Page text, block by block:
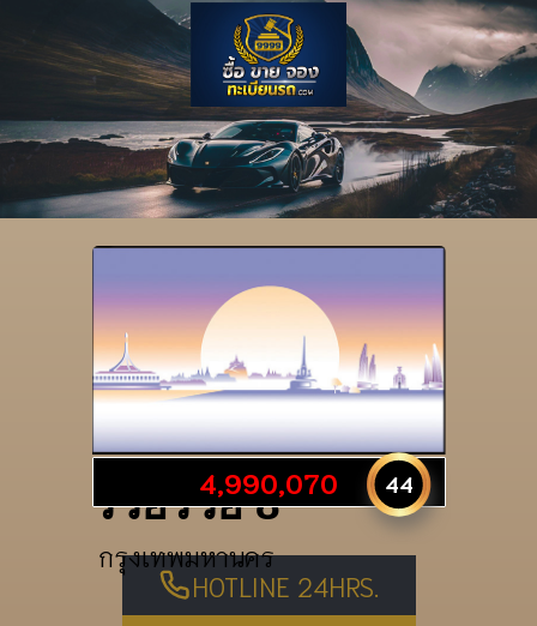
รายละเอียดป้าย
รวยรวย 8
กรุงเทพมหานคร
4,990,070 44
HOTLINE 24HRS.